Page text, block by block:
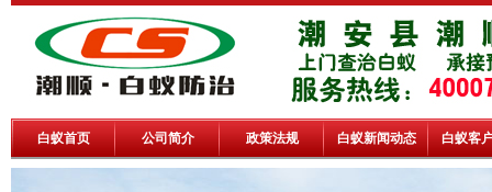
白蚁首页 公司简介 政策法规 白蚁新闻动态 白蚁客